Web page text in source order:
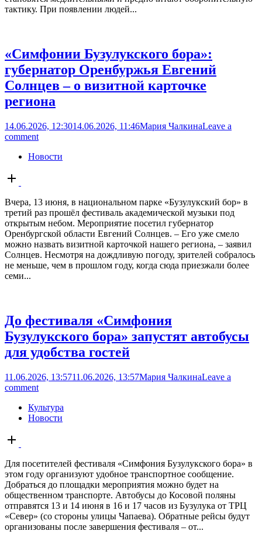
тактику. При появлении людей...
«Симфонии Бузулукского бора»:
губернатор Оренбуржья Евгений
Солнцев – о визитной карточке
региона
14.06.2026, 12:3014.06.2026, 11:46Мария ЧалкинаLeave a
comment
Новости
Open
post
Вчера, 13 июня, в национальном парке «Бузулукский бор» в
третий раз прошёл фестиваль академической музыки под
открытым небом. Мероприятие посетил губернатор
Оренбургской области Евгений Солнцев. – Его уже смело
можно назвать визитной карточкой нашего региона, – заявил
Солнцев. Несмотря на дождливую погоду, зрителей собралось
не меньше, чем в прошлом году, когда сюда приезжали более
семи...
До фестиваля «Симфония
Бузулукского бора» запустят автобусы
для удобства гостей
11.06.2026, 13:5711.06.2026, 13:57Мария ЧалкинаLeave a
comment
Культура
Новости
Open
post
Для посетителей фестиваля «Симфония Бузулукского бора» в
этом году организуют удобное транспортное сообщение.
Добраться до площадки мероприятия можно будет на
общественном транспорте. Автобусы до Косовой поляны
отправятся 13 и 14 июня в 16 и 17 часов из Бузулука от ТРЦ
«Север» (со стороны улицы Чапаева). Обратные рейсы будут
организованы после завершения фестиваля – от...